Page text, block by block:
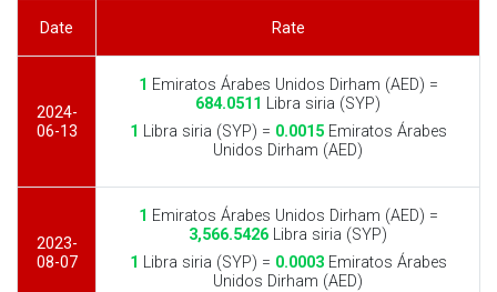
Date Rate
2024-
06-13
1 Emiratos Árabes Unidos Dirham (AED) =
684.0511 Libra siria (SYP)
1 Libra siria (SYP) = 0.0015Emiratos Árabes
Unidos Dirham (AED)
2023-
08-07
1 Emiratos Árabes Unidos Dirham (AED) =
3,566.5426 Libra siria (SYP)
1 Libra siria (SYP) = 0.0003Emiratos Árabes
Unidos Dirham (AED)